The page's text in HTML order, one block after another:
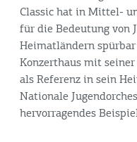
Classic hat in Mittel-
für die Bedeutung von
Heimatländern
Konzerthaus mit
als Referenz in sein
Nationale
hervorragendes